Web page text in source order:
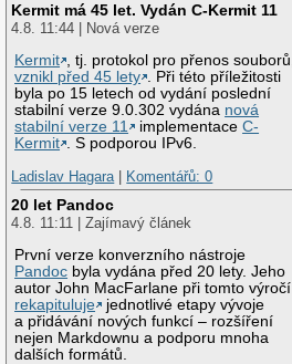
Kermit má 45 let. Vydán C-Kermit 11
4.8. 11:44 | Nová verze
Kermit
, tj. protokol pro přenos souborů,
vznikl před 45 lety
. Při této příležitosti
byla po 15 letech od vydání poslední
stabilní verze 9.0.302 vydána nová
stabilní verze 11
implementaceC-
Kermit
. S podporou IPv6.
Ladislav Hagara | Komentářů: 0
20 let Pandoc
4.8. 11:11 | Zajímavý článek
První verze konverzního nástroje
Pandoc byla vydána před 20 lety. Jeho
autor John MacFarlane při tomto výročí
rekapituluje
jednotlivé etapy vývoje
a přidávání nových funkcí – rozšíření
nejen Markdownu a podporu mnoha
dalších formátů.